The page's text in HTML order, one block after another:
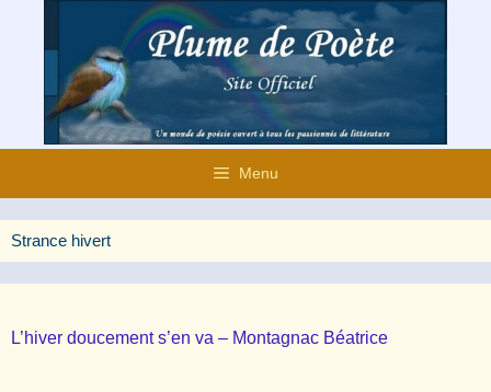
contenu
Menu
Strance hivert
L’hiver doucement s’en va – Montagnac Béatrice